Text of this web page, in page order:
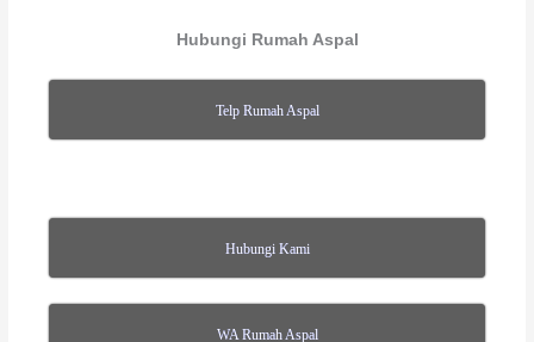
Hubungi Rumah Aspal
Telp Rumah Aspal
Hubungi Kami
WA Rumah Aspal